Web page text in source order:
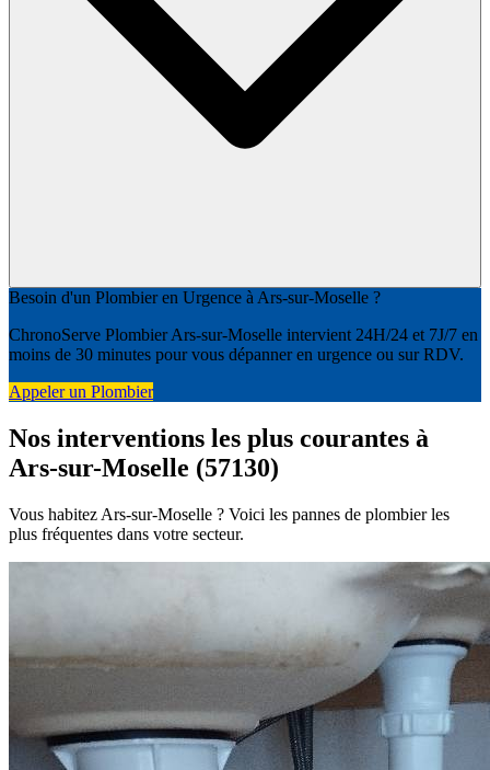
Besoin d'un Plombier en Urgence à Ars-sur-Moselle ?
ChronoServe Plombier Ars-sur-Moselle intervient 24H/24 et 7J/7 en
moins de 30 minutes pour vous dépanner en urgence ou sur RDV.
Appeler un Plombier
Nos interventions les plus courantes à
Ars-sur-Moselle (57130)
Vous habitez Ars-sur-Moselle ? Voici les pannes de plombier les
plus fréquentes dans votre secteur.